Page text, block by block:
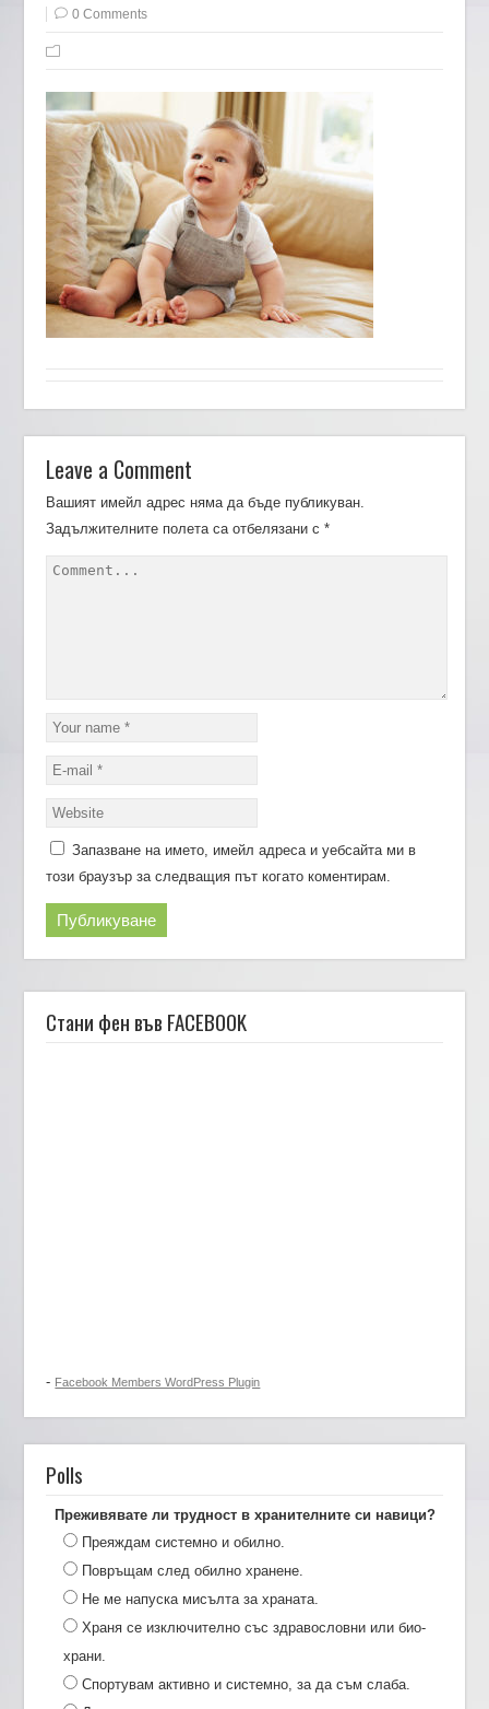
0 Comments
Leave a Comment
Вашият имейл адрес няма да бъде публикуван.
Задължителните полета са отбелязани с*
Запазване на името, имейл адреса и уебсайта ми в
този браузър за следващия път когато коментирам.
Стани фен във FACEBOOK
- Facebook Members WordPress Plugin
Polls
Преживявате ли трудност в хранителните си навици?
Преяждам системно и обилно.
Повръщам след обилно хранене.
Не ме напуска мисълта за храната.
Храня се изключително със здравословни или био-
храни.
Спортувам активно и системно, за да съм слаба.